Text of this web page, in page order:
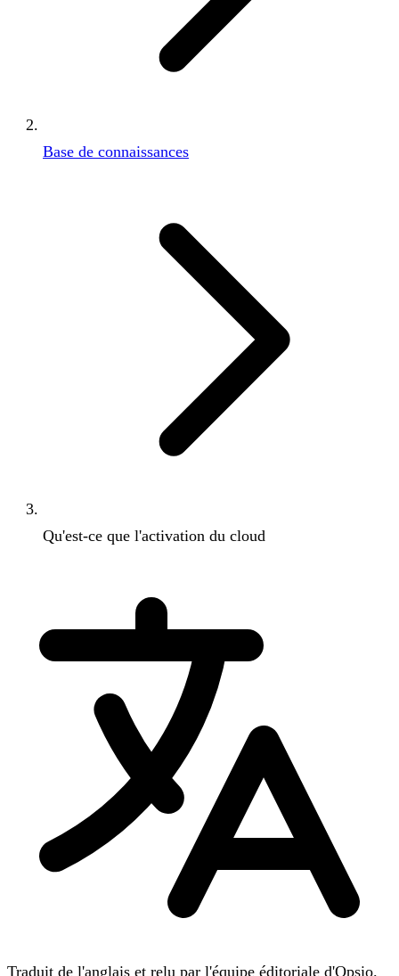
Base de connaissances
Qu'est-ce que l'activation du cloud
Traduit de l'anglais et relu par l'équipe éditoriale d'Opsio.